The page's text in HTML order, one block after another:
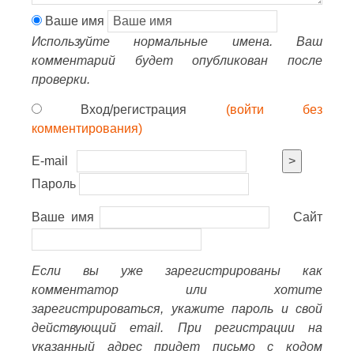
Ваше имя
Используйте нормальные имена. Ваш
комментарий будет опубликован после
проверки.
Вход/регистрация (войти без
комментирования)
E-mail
>
Пароль
Ваше имя Сайт
Если вы уже зарегистрированы как
комментатор или хотите
зарегистрироваться, укажите пароль и свой
действующий email. При регистрации на
указанный адрес придет письмо с кодом